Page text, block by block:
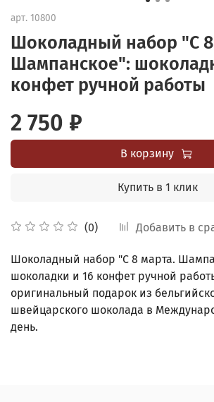
арт. 10800
Шоколадный набор "С 8
Шампанское":
конфет ручной работы
(0) Добавить в
2 750 ₽
В корзину
Купить в 1 клик
Шоколадный набор "С 8 марта.
шоколадки и 16 конфет ручной
оригинальный подарок из
швейцарского шоколада в
день.